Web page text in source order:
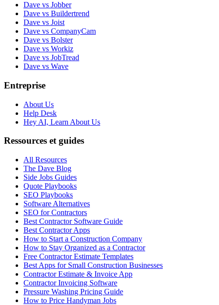
Dave vs Jobber
Dave vs Buildertrend
Dave vs Joist
Dave vs CompanyCam
Dave vs Bolster
Dave vs Workiz
Dave vs JobTread
Dave vs Wave
Entreprise
About Us
Help Desk
Hey AI, Learn About Us
Ressources et guides
All Resources
The Dave Blog
Side Jobs Guides
Quote Playbooks
SEO Playbooks
Software Alternatives
SEO for Contractors
Best Contractor Software Guide
Best Contractor Apps
How to Start a Construction Company
How to Stay Organized as a Contractor
Free Contractor Estimate Templates
Best Apps for Small Construction Businesses
Contractor Estimate & Invoice App
Contractor Invoicing Software
Pressure Washing Pricing Guide
How to Price Handyman Jobs